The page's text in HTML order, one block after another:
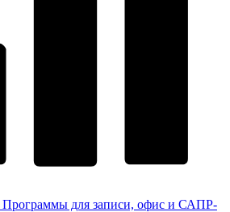
Программы для записи, офис и САПР-